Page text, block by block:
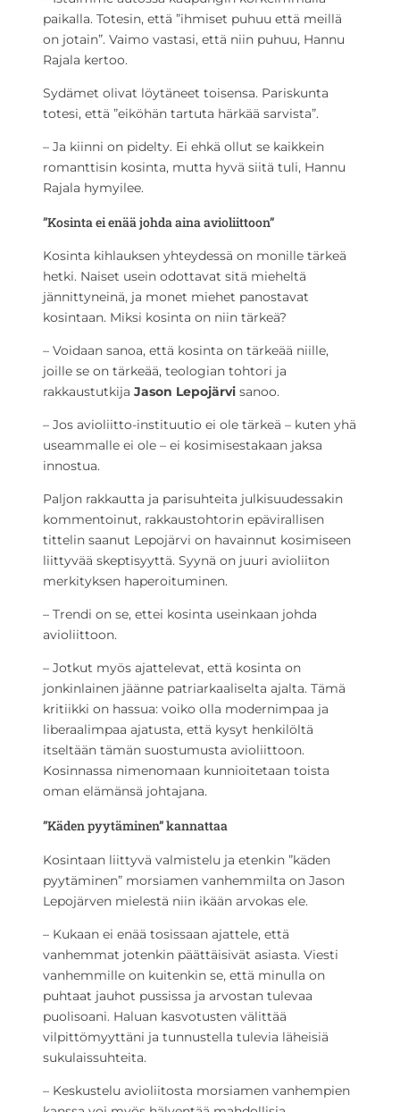
paikalla. Totesin, että ”ihmiset puhuu että meillä
on jotain”. Vaimo vastasi, että niin puhuu, Hannu
Rajala kertoo.
Sydämet olivat löytäneet toisensa. Pariskunta
totesi, että ”eiköhän tartuta härkää sarvista”.
– Ja kiinni on pidelty. Ei ehkä ollut se kaikkein
romanttisin kosinta, mutta hyvä siitä tuli, Hannu
Rajala hymyilee.
”Kosinta ei enää johda aina avioliittoon”
Kosinta kihlauksen yhteydessä on monille tärkeä
hetki. Naiset usein odottavat sitä mieheltä
jännittyneinä, ja monet miehet panostavat
kosintaan. Miksi kosinta on niin tärkeä?
– Voidaan sanoa, että kosinta on tärkeää niille,
joille se on tärkeää, teologian tohtori ja
rakkaustutkija Jason Lepojärvi sanoo.
– Jos avioliitto-instituutio ei ole tärkeä – kuten yhä
useammalle ei ole – ei kosimisestakaan jaksa
innostua.
Paljon rakkautta ja parisuhteita julkisuudessakin
kommentoinut, rakkaustohtorin epävirallisen
tittelin saanut Lepojärvi on havainnut kosimiseen
liittyvää skeptisyyttä. Syynä on juuri avioliiton
merkityksen haperoituminen.
– Trendi on se, ettei kosinta useinkaan johda
avioliittoon.
– Jotkut myös ajattelevat, että kosinta on
jonkinlainen jäänne patriarkaaliselta ajalta. Tämä
kritiikki on hassua: voiko olla modernimpaa ja
liberaalimpaa ajatusta, että kysyt henkilöltä
itseltään tämän suostumusta avioliittoon.
Kosinnassa nimenomaan kunnioitetaan toista
oman elämänsä johtajana.
”Käden pyytäminen” kannattaa
Kosintaan liittyvä valmistelu ja etenkin ”käden
pyytäminen” morsiamen vanhemmilta on Jason
Lepojärven mielestä niin ikään arvokas ele.
– Kukaan ei enää tosissaan ajattele, että
vanhemmat jotenkin päättäisivät asiasta. Viesti
vanhemmille on kuitenkin se, että minulla on
puhtaat jauhot pussissa ja arvostan tulevaa
puolisoani. Haluan kasvotusten välittää
vilpittömyyttäni ja tunnustella tulevia läheisiä
sukulaissuhteita.
– Keskustelu avioliitosta morsiamen vanhempien